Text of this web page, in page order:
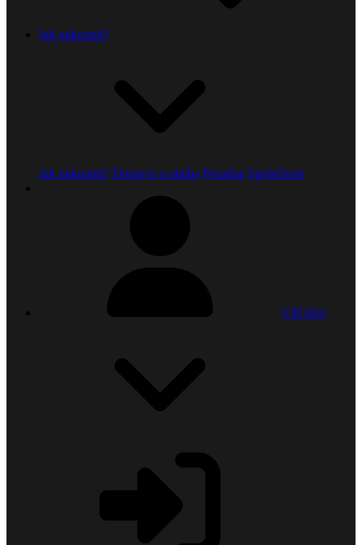
Jak nakoupit?
Jak nakoupit? Doprava a platba Poradna Společnost
Váš účet